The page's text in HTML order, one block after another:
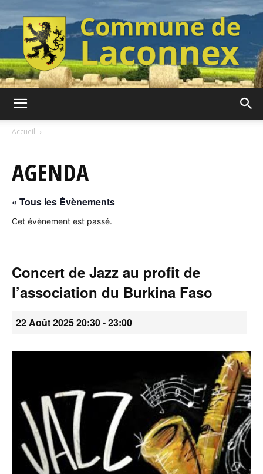
Laconnex
Canton
Accueil
AGENDA
« Tous les Évènements
Cet évènement est passé.
Concert de Jazz au profit de
l’association du Burkina Faso
22 Août 2025 20:30-23:00